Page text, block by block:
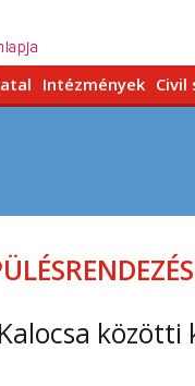
Intézmények Civil